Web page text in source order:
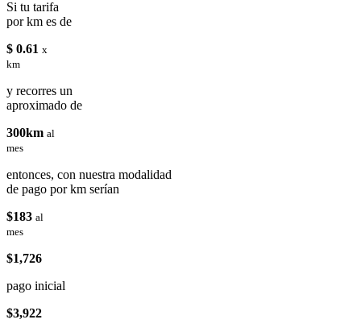
Si tu tarifa
por km es de
$ 0.61 x
km
y recorres un
aproximado de
300km al
mes
entonces, con nuestra modalidad
de pago por km serían
$183 al
mes
$1,726
pago inicial
$3,922